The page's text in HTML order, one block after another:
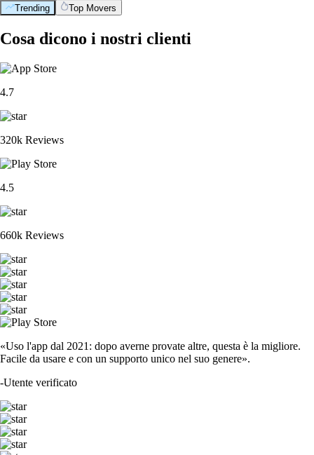
Trending Top Movers
Cosa dicono i nostri clienti
4.7
320k Reviews
4.5
660k Reviews
«Uso l'app dal 2021: dopo averne provate altre, questa è la migliore.
Facile da usare e con un supporto unico nel suo genere».
-Utente verificato